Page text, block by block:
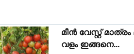
മീൻ വേസ്റ്റ്
വളം ഇങ്ങനെ…